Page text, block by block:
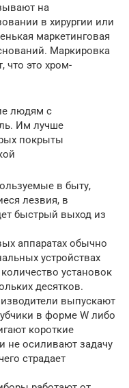
на
в хирургии или
маркетинговая
Маркировка
что это хром-
людям с
Им лучше
покрыты
в быту,
лезвия, в
быстрый выход из
аппаратах обычно
устройствах
количество установок
десятков.
выпускают
в форме W либо
короткие
не осиливают задачу
страдает